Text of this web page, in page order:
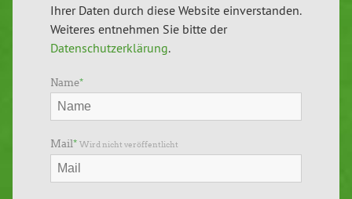
Ihrer Daten durch diese Website einverstanden.
Weiteres entnehmen Sie bitte der
Datenschutzerklärung.
Name*
Mail* Wird nicht veröffentlicht